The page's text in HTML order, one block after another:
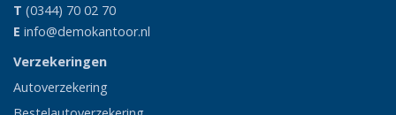
T (0344) 70 02 70
E info@demokantoor.nl
Verzekeringen
Autoverzekering